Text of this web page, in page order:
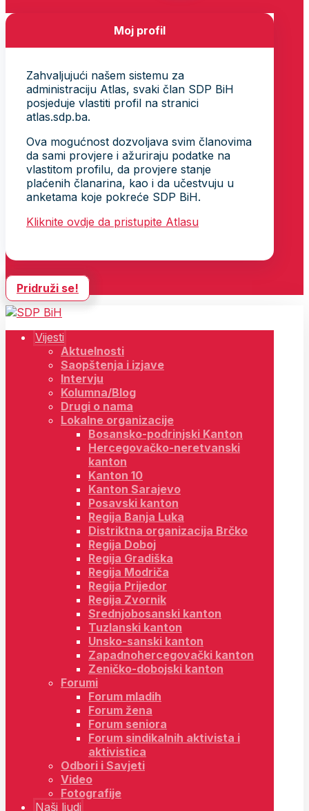
Moj profil
Zahvaljujući našem sistemu za
administraciju Atlas, svaki član SDP BiH
posjeduje vlastiti profil na stranici
atlas.sdp.ba.
Ova mogućnost dozvoljava svim članovima
da sami provjere i ažuriraju podatke na
vlastitom profilu, da provjere stanje
plaćenih članarina, kao i da učestvuju u
anketama koje pokreće SDP BiH.
Kliknite ovdje da pristupite Atlasu
Pridruži se!
Vijesti
Aktuelnosti
Saopštenja i izjave
Intervju
Kolumna/Blog
Drugi o nama
Lokalne organizacije
Bosansko-podrinjski Kanton
Hercegovačko-neretvanski
kanton
Kanton 10
Kanton Sarajevo
Posavski kanton
Regija Banja Luka
Distriktna organizacija Brčko
Regija Doboj
Regija Gradiška
Regija Modriča
Regija Prijedor
Regija Zvornik
Srednjobosanski kanton
Tuzlanski kanton
Unsko-sanski kanton
Zapadnohercegovački kanton
Zeničko-dobojski kanton
Forumi
Forum mladih
Forum žena
Forum seniora
Forum sindikalnih aktivista i
aktivistica
Odbori i Savjeti
Video
Fotografije
Naši ljudi